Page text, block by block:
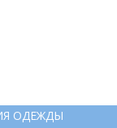
ОДЕЖДЫ